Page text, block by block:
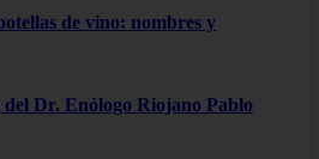
de vino: nombres y
Dr. Enólogo Riojano Pablo